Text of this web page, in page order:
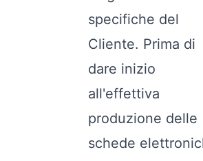
specifiche del
Cliente. Prima di
dare inizio
all'effettiva
produzione delle
schede